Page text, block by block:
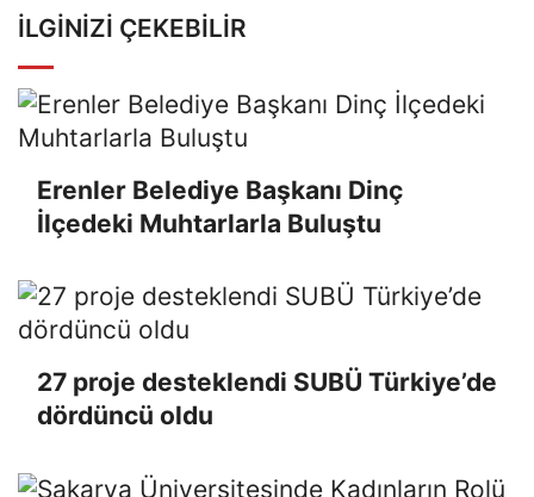
İLGINIZI ÇEKEBILIR
Erenler Belediye Başkanı Dinç
İlçedeki Muhtarlarla Buluştu
27 proje desteklendi SUBÜ Türkiye’de
dördüncü oldu